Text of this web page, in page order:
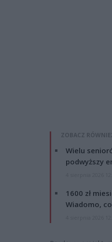
ZOBACZ
Wielu
podwyższy
1600 zł
Wiadomo,